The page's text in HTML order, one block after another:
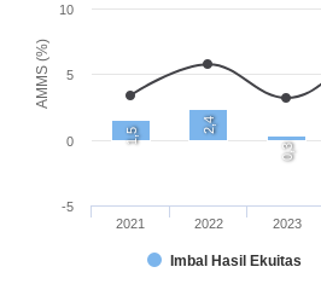
AMMS (%)
1,5
2,4
0,3
Imbal Hasil Ekuitas
2021 2022 2023
-5
0
5
10